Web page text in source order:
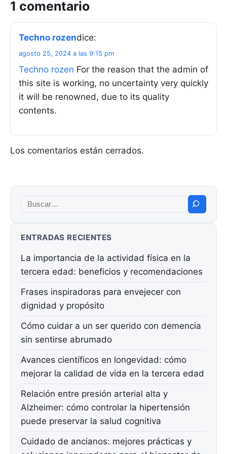
1 comentario
Techno rozendice:
agosto 25, 2024 a las 9:15 pm
Techno rozen For the reason that the admin of
this site is working, no uncertainty very quickly
it will be renowned, due to its quality
contents.
Los comentarios están cerrados.
Buscar:
ENTRADAS RECIENTES
La importancia de la actividad física en la
tercera edad: beneficios y recomendaciones
Frases inspiradoras para envejecer con
dignidad y propósito
Cómo cuidar a un ser querido con demencia
sin sentirse abrumado
Avances científicos en longevidad: cómo
mejorar la calidad de vida en la tercera edad
Relación entre presión arterial alta y
Alzheimer: cómo controlar la hipertensión
puede preservar la salud cognitiva
Cuidado de ancianos: mejores prácticas y